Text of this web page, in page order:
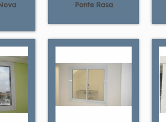
Ponte Rasa